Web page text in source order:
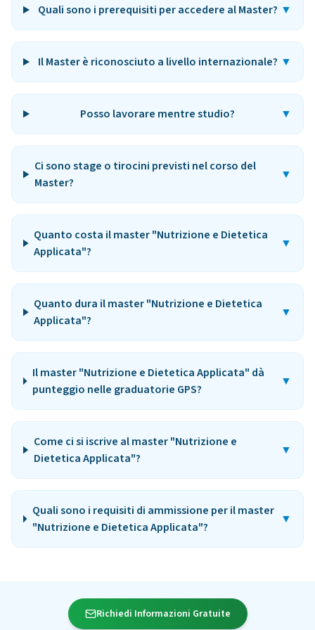
Quali sono i prerequisiti per accedere al Master? ▼
Il Master è riconosciuto a livello internazionale? ▼
Posso lavorare mentre studio? ▼
Ci sono stage o tirocini previsti nel corso del
Master?
▼
Quanto costa il master "Nutrizione e Dietetica
Applicata"?
▼
Quanto dura il master "Nutrizione e Dietetica
Applicata"?
▼
Il master "Nutrizione e Dietetica Applicata" dà
punteggio nelle graduatorie GPS?
▼
Come ci si iscrive al master "Nutrizione e
Dietetica Applicata"?
▼
Quali sono i requisiti di ammissione per il master
"Nutrizione e Dietetica Applicata"?
▼
Richiedi Informazioni Gratuite